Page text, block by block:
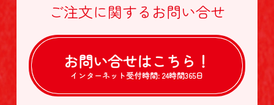
ご注文に関する お問い合せ
お問い合せはこちら！
インターネット受付時間: 24時間365日